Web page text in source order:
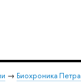
→ Биохроника